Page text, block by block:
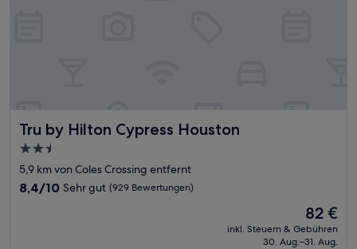
Tru by Hilton Cypress Houston
Tru by Hilton Cypress Houston
2.5-
Sterne-
Unterkunft
5,9 km von Coles Crossing entfernt
8.4
8,4/10 Sehr gut (929 Bewertungen)
Der
Preis
beträgt
82 €
inkl. Steuern & Gebühren
30. Aug.–31. Aug.